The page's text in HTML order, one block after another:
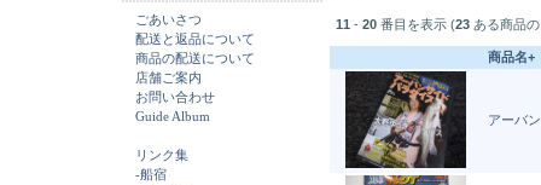
ごあいさつ
配送と返品について
商品の配送について
店舗ご案内
お問い合わせ
Guide Album
リンク集
-船宿
11 - 20 番目を表示 (23 ある商品
商品名+
アーバ